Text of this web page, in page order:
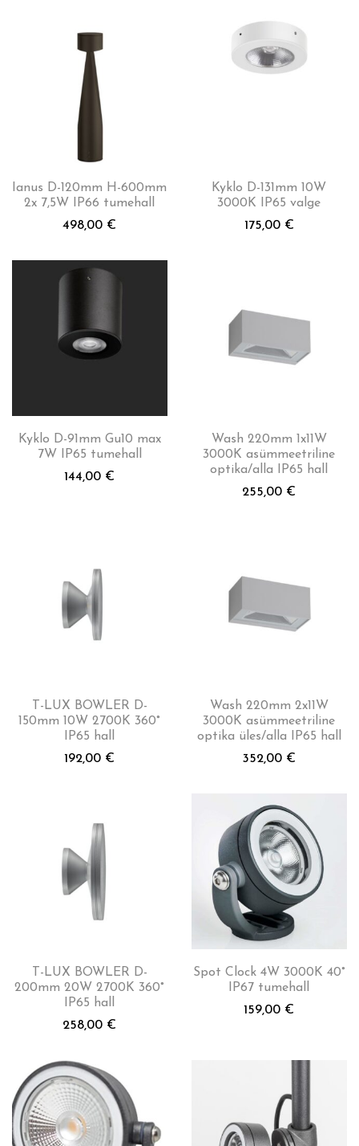
Ianus D-120mm H-600mm
2x 7,5W IP66 tumehall
498,00 €
Kyklo D-131mm 10W
3000K IP65 valge
175,00 €
Kyklo D-91mm Gu10 max
7W IP65 tumehall
144,00 €
Wash 220mm 1x11W
3000K asümmeetriline
optika/alla IP65 hall
255,00 €
T-LUX BOWLER D-
150mm 10W 2700K 360°
IP65 hall
192,00 €
Wash 220mm 2x11W
3000K asümmeetriline
optika üles/alla IP65 hall
352,00 €
T-LUX BOWLER D-
200mm 20W 2700K 360°
IP65 hall
258,00 €
Spot Clock 4W 3000K 40°
IP67 tumehall
159,00 €